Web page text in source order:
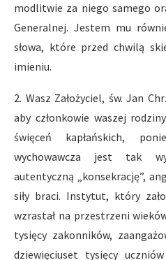
modlitwie za niego samego
Generalnej. Jestem mu
słowa, które przed chwilą
imieniu.
2. Wasz Założyciel, św. Jan
aby członkowie waszej
święceń kapłańskich,
wychowawcza jest tak
autentyczną „konsekrację”,
siły braci. Instytut, który
wzrastał na przestrzeni
tysięcy zakonników,
dziewięciuset tysięcy